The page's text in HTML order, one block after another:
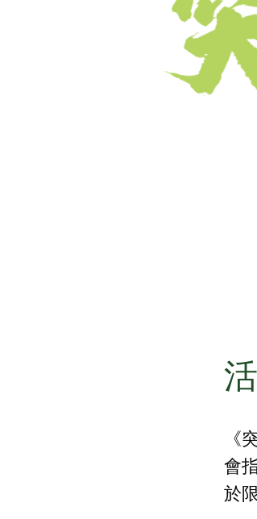
《
會
於